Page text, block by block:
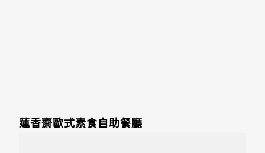
蓮香齋歐式素食自助餐廳